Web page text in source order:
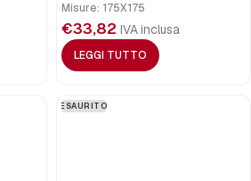
Misure: 175X175
€33,82 IVA inclusa
LEGGI TUTTO
ESAURITO